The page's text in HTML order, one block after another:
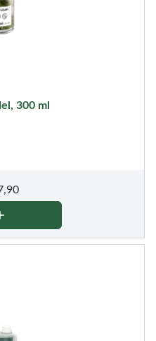
300 ml